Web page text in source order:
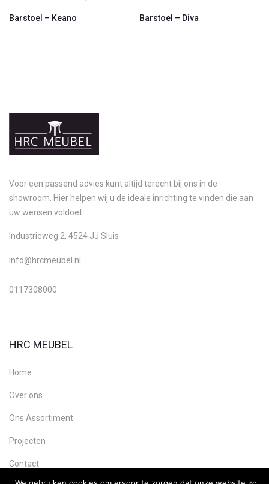
Barstoel – Keano Barstoel – Diva
Voor een passend advies kunt altijd terecht bij ons in de
showroom. Hier helpen wij u de ideale inrichting te vinden die aan
uw wensen voldoet.
Industrieweg 2, 4524 JJ Sluis
info@hrcmeubel.nl
0117308000
HRC MEUBEL
Home
Over ons
Ons Assortiment
Projecten
Contact